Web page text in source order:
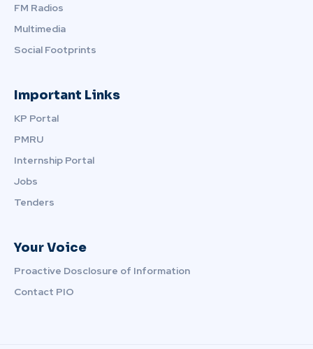
FM Radios
Multimedia
Social Footprints
Important Links
KP Portal
PMRU
Internship Portal
Jobs
Tenders
Your Voice
Proactive Dosclosure of Information
Contact PIO